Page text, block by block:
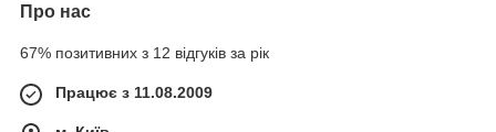
Про нас
67% позитивних з 12 відгуків за рік
Працює з 11.08.2009